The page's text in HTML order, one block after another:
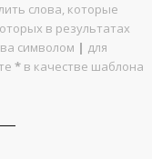
слова, которые
в результатах
символом | для
* в качестве шаблона